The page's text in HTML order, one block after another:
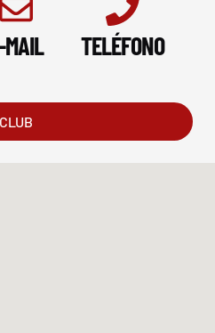
CLUB
MAIL TELÉFONO